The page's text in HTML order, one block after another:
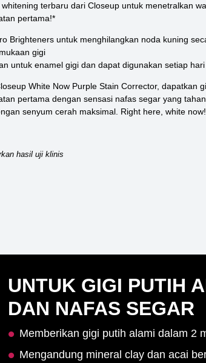
whitening terbaru dari Closeup untuk menetralkan
pertama!*
Brighteners untuk menghilangkan noda kuning
gigi
untuk enamel gigi dan dapat digunakan setiap hari
White Now Purple Stain Corrector, dapatkan
pertama dengan sensasi nafas segar yang
senyum cerah maksimal. Right here, white now!
hasil uji klinis
UNTUK GIGI PUTIH
DAN NAFAS SEGAR
Memberikan gigi putih alami dalam 2
Mengandung mineral clay dan acai